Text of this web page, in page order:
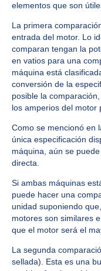
elementos que son
La primera
entrada del motor. Lo
comparan tengan la
en vatios para una
máquina está
conversión de la
posible la
los amperios del motor
Como se mencionó en
única especificación
máquina, aún se
directa.
Si ambas máquinas
puede hacer una
unidad suponiendo
motores son similares
que el motor será el
La segunda
sellada). Esta es una